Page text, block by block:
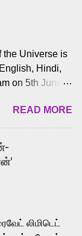
the Universe is
Hindi,
on 5th June,
He-Man fans
glimpse
generated
audiences.
the film’s
Known for
READ MORE
லிமிடெட்